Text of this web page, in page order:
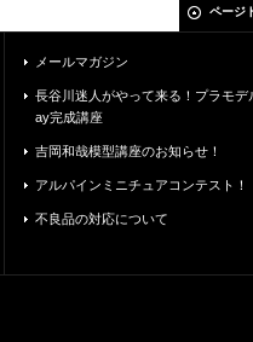
ページ
メールマガジン
長谷川迷人がやって来る！プラモデ
ay完成講座
吉岡和哉模型講座のお知らせ！
アルパインミニチュアコンテスト！
不良品の対応について